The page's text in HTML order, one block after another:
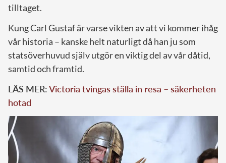
tilltaget.
Kung Carl Gustaf är varse vikten av att vi kommer ihåg
vår historia – kanske helt naturligt då han ju som
statsöverhuvud själv utgör en viktig del av vår dåtid,
samtid och framtid.
LÄS MER:Victoria tvingas ställa in resa – säkerheten
hotad